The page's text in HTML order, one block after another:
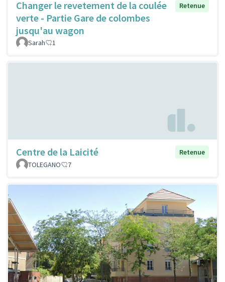
Changer le revetement de la coulée
verte - Partie Gare de colombes
jusqu'au wagon
Retenue
Sarah 1
Centre de la Laicité
Retenue
TOLEGANO
7